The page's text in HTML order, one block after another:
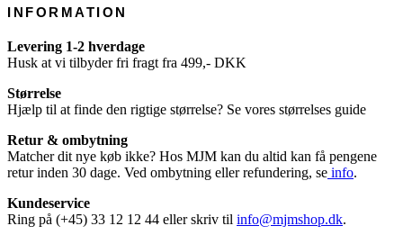
INFORMATION
Levering 1-2 hverdage
Husk at vi tilbyder fri fragt fra 499,- DKK
Størrelse
Hjælp til at finde den rigtige størrelse? Se vores størrelses guide
Retur & ombytning
Matcher dit nye køb ikke? Hos MJM kan du altid kan få pengene
retur inden 30 dage. Ved ombytning eller refundering, se info.
Kundeservice
Ring på (+45) 33 12 12 44 eller skriv til info@mjmshop.dk.